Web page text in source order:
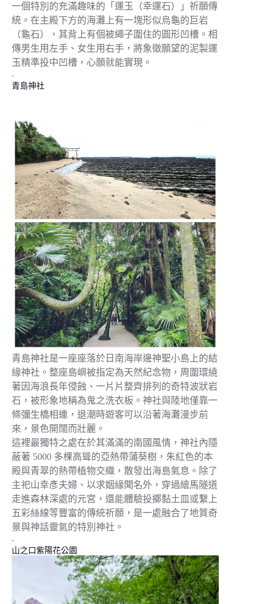
一個特別的充滿趣味的「運玉（幸運石）」祈願傳
統。在主殿下方的海灘上有一塊形似烏龜的巨岩
（龜石），其背上有個被繩子圍住的圓形凹槽。相
傳男生用左手、女生用右手，將象徵願望的泥製運
玉精準投中凹槽，心願就能實現。
.
青島神社
青島神社是一座座落於日南海岸邊神聖小島上的結
緣神社。整座島嶼被指定為天然紀念物，周圍環繞
著因海浪長年侵蝕、一片片整齊排列的奇特波狀岩
石，被形象地稱為鬼之洗衣板。神社與陸地僅靠一
條彌生橋相連，退潮時遊客可以沿著海灘漫步前
來，景色開闊而壯麗。
這裡最獨特之處在於其滿滿的南國風情，神社內隱
蔽著 5000 多棵高聳的亞熱帶蒲葵樹，朱紅色的本
殿與青翠的熱帶植物交織，散發出海島氣息。除了
主祀山幸彥夫婦、以求姻緣聞名外，穿過繪馬隧道
走進森林深處的元宮，還能體驗投擲黏土皿或繫上
五彩絲線等豐富的傳統祈願，是一處融合了地質奇
景與神話靈氣的特別神社。
.
山之口紫陽花公園